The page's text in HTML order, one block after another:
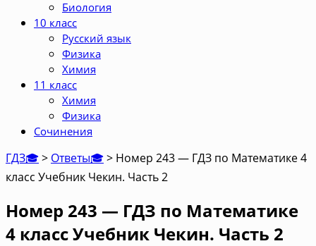
Биология
10 класс
Русский язык
Физика
Химия
11 класс
Химия
Физика
Сочинения
ГДЗ🎓> Ответы🎓> Номер 243 — ГДЗ по Математике 4
класс Учебник Чекин. Часть 2
Номер 243 — ГДЗ по Математике
4 класс Учебник Чекин. Часть 2